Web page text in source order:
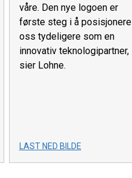
våre. Den nye logoen er
første steg i å posisjonere
oss tydeligere som en
innovativ teknologipartner,
sier Lohne.
LAST NED BILDE